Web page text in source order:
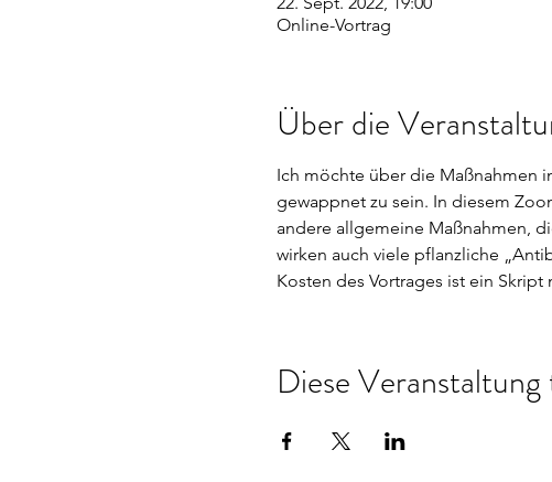
Online-Vortrag
Über die
Ich möchte über die Maßnahmen
gewappnet zu sein. In diesem
andere allgemeine Maßnahmen,
wirken auch viele pflanzliche
Kosten des Vortrages ist ein
Diese Veranstaltung